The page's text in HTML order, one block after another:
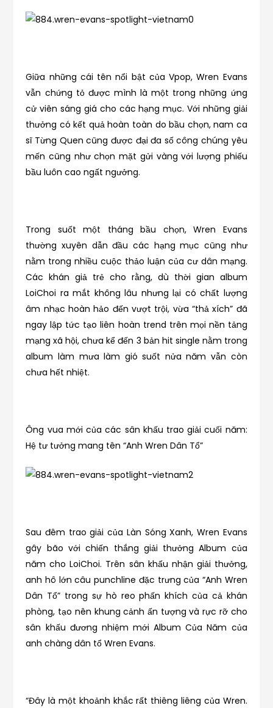
Giữa những cái tên nổi bật của Vpop, Wren Evans
vẫn chứng tỏ được mình là một trong những ứng
cử viên sáng giá cho các hạng mục. Với những giải
thưởng có kết quả hoàn toàn do bầu chọn, nam ca
sĩ Từng Quen cũng được đại đa số công chúng yêu
mến cũng như chọn mặt gửi vàng với lượng phiếu
bầu luôn cao ngất ngưởng.
Trong suốt một tháng bầu chọn, Wren Evans
thường xuyên dẫn đầu các hạng mục cũng như
nằm trong nhiều cuộc thảo luận của cư dân mạng.
Các khán giả trẻ cho rằng, dù thời gian album
LoiChoi ra mắt không lâu nhưng lại có chất lượng
âm nhạc hoàn hảo đến vượt trội, vừa “thả xích” đã
ngay lập tức tạo liên hoàn trend trên mọi nền tảng
mạng xã hội, chưa kể đến 3 bản hit single nằm trong
album làm mưa làm gió suốt nửa năm vẫn còn
chưa hết nhiệt.
Ông vua mới của các sân khấu trao giải cuối năm:
Hệ tư tưởng mang tên “Anh Wren Dân Tổ”
Sau đêm trao giải của Làn Sóng Xanh, Wren Evans
gây bão với chiến thắng giải thưởng Album của
năm cho LoiChoi. Trên sân khấu nhận giải thưởng,
anh hô lớn câu punchline đặc trưng của “Anh Wren
Dân Tổ” trong sự hò reo phấn khích của cả khán
phòng, tạo nên khung cảnh ấn tượng và rực rỡ cho
sân khấu đương nhiệm mới Album Của Năm của
anh chàng dân tổ Wren Evans.
“Đây là một khoảnh khắc rất thiêng liêng của Wren.